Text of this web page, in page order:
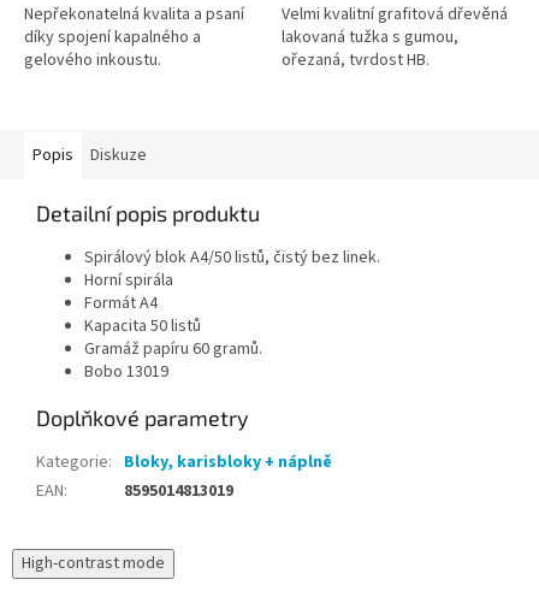
Nepřekonatelná kvalita a psaní
díky spojení kapalného a
gelového inkoustu.
Velmi kvalitní grafitová dřevěná
lakovaná tužka s gumou,
ořezaná, tvrdost HB.
Popis Diskuze
Detailní popis produktu
Spirálový blok A4/50 listů, čistý bez linek.
Horní spirála
Formát A4
Kapacita 50 listů
Gramáž papíru 60 gramů.
Bobo 13019
Doplňkové parametry
Kategorie: Bloky, karisbloky + náplně
EAN: 8595014813019
High-contrast mode